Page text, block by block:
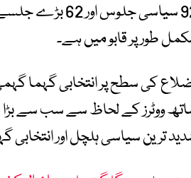
92 سیاسی
طور پر قابو میں ہے۔
ترین سیاسی ہلچل اور انتخابی